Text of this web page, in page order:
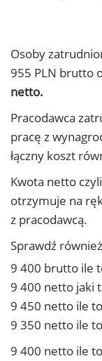
Osoby
955 PLN brutto
netto.
Pracodawca
pracę z
łączny koszt
Kwota netto
otrzymuje na
z pracodawcą.
Sprawdź
9 400 brutto ile
9 400 netto jaki
9 450 netto ile
9 350 netto ile
9 400 netto ile